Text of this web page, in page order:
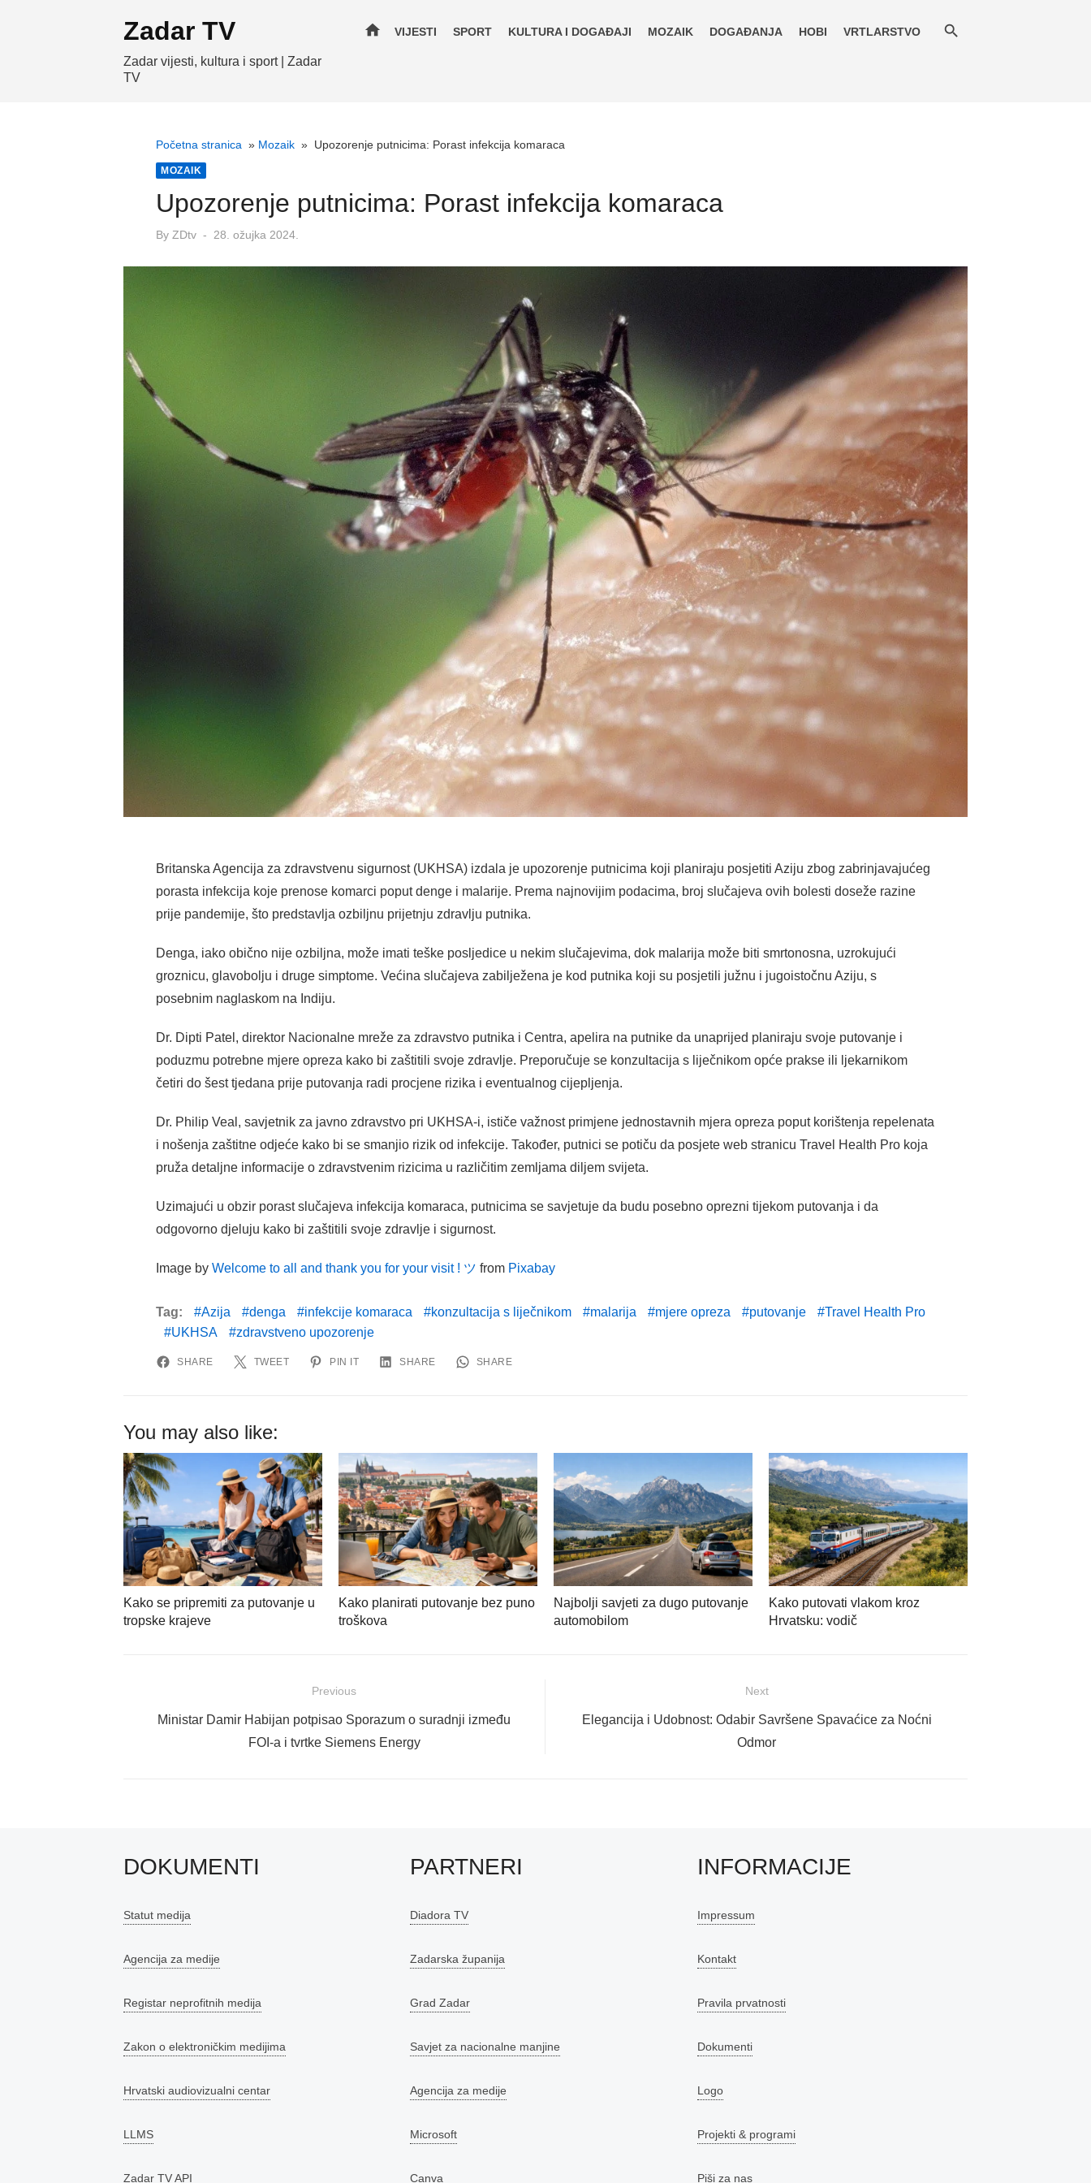
Zadar TV
Zadar vijesti, kultura i sport | Zadar
TV
home VIJESTI SPORT KULTURA I DOGAĐAJI MOZAIK DOGAĐANJA HOBI VRTLARSTVO
Početna stranica » Mozaik » Upozorenje putnicima: Porast infekcija komaraca
MOZAIK
Upozorenje putnicima: Porast infekcija komaraca
By ZDtv
Posted
28. ožujka 2024.
Britanska Agencija za zdravstvenu sigurnost (UKHSA) izdala je upozorenje putnicima koji planiraju posjetiti Aziju zbog zabrinjavajućeg
porasta infekcija koje prenose komarci poput denge i malarije. Prema najnovijim podacima, broj slučajeva ovih bolesti doseže razine
prije pandemije, što predstavlja ozbiljnu prijetnju zdravlju putnika.
Denga, iako obično nije ozbiljna, može imati teške posljedice u nekim slučajevima, dok malarija može biti smrtonosna, uzrokujući
groznicu, glavobolju i druge simptome. Većina slučajeva zabilježena je kod putnika koji su posjetili južnu i jugoistočnu Aziju, s
posebnim naglaskom na Indiju.
Dr. Dipti Patel, direktor Nacionalne mreže za zdravstvo putnika i Centra, apelira na putnike da unaprijed planiraju svoje putovanje i
poduzmu potrebne mjere opreza kako bi zaštitili svoje zdravlje. Preporučuje se konzultacija s liječnikom opće prakse ili ljekarnikom
četiri do šest tjedana prije putovanja radi procjene rizika i eventualnog cijepljenja.
Dr. Philip Veal, savjetnik za javno zdravstvo pri UKHSA-i, ističe važnost primjene jednostavnih mjera opreza poput korištenja repelenata
i nošenja zaštitne odjeće kako bi se smanjio rizik od infekcije. Također, putnici se potiču da posjete web stranicu Travel Health Pro koja
pruža detaljne informacije o zdravstvenim rizicima u različitim zemljama diljem svijeta.
Uzimajući u obzir porast slučajeva infekcija komaraca, putnicima se savjetuje da budu posebno oprezni tijekom putovanja i da
odgovorno djeluju kako bi zaštitili svoje zdravlje i sigurnost.
Image by Welcome to all and thank you for your visit ! ツ from Pixabay
Tag: Azija denga infekcije komaraca konzultacija s liječnikom malarija mjere opreza putovanje
Travel Health Pro
UKHSA
zdravstveno upozorenje
SHARE TWEET PIN IT SHARE SHARE
You may also like:
Kako se pripremiti za putovanje u
tropske krajeve
Kako planirati putovanje bez puno
troškova
Najbolji savjeti za dugo putovanje
automobilom
Kako putovati vlakom kroz
Hrvatsku: vodič
objava
Previous
Previous
Ministar Damir Habijan potpisao Sporazum o suradnji između
FOI-a i tvrtke Siemens Energy
Next
Next
Elegancija i Udobnost: Odabir Savršene Spavaćice za Noćni
Odmor
DOKUMENTI
Statut medija
Agencija za medije
Registar neprofitnih medija
Zakon o elektroničkim medijima
Hrvatski audiovizualni centar
LLMS
Zadar TV API
PARTNERI
Diadora TV
Zadarska županija
Grad Zadar
Savjet za nacionalne manjine
Agencija za medije
Microsoft
Canva
INFORMACIJE
Impressum
Kontakt
Pravila prvatnosti
Dokumenti
Logo
Projekti & programi
Piši za nas